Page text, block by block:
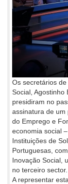
Os secretários
Social, Agostinho
presidiram no
assinatura de um
do Emprego e
economia social
Instituições de
Portuguesas,
Inovação Social,
no terceiro sector.
A representar